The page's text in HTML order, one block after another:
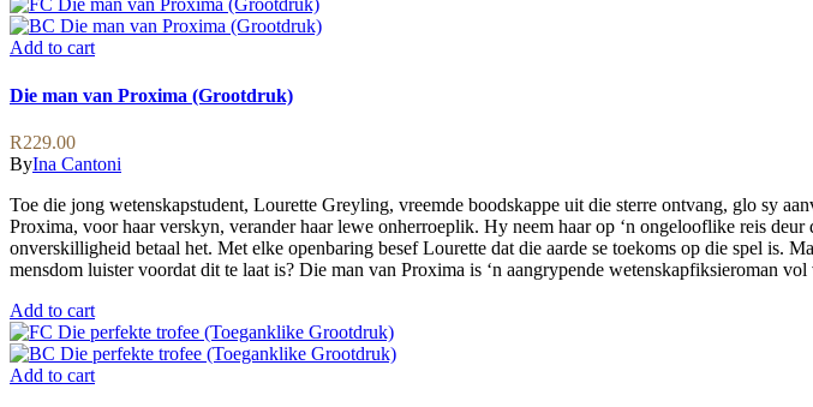
Add to cart
Die man van Proxima (Grootdruk)
R229.00
ByIna Cantoni
Toe die jong wetenskapstudent, Lourette Greyling, vreemde boodskappe uit die sterre ontvang, glo sy
Proxima, voor haar verskyn, verander haar lewe onherroeplik. Hy neem haar op ‘n ongelooflike reis
onverskilligheid betaal het. Met elke openbaring besef Lourette dat die aarde se toekoms op die spel is.
mensdom luister voordat dit te laat is? Die man van Proxima is ‘n aangrypende wetenskapfiksieroman
Add to cart
Add to cart